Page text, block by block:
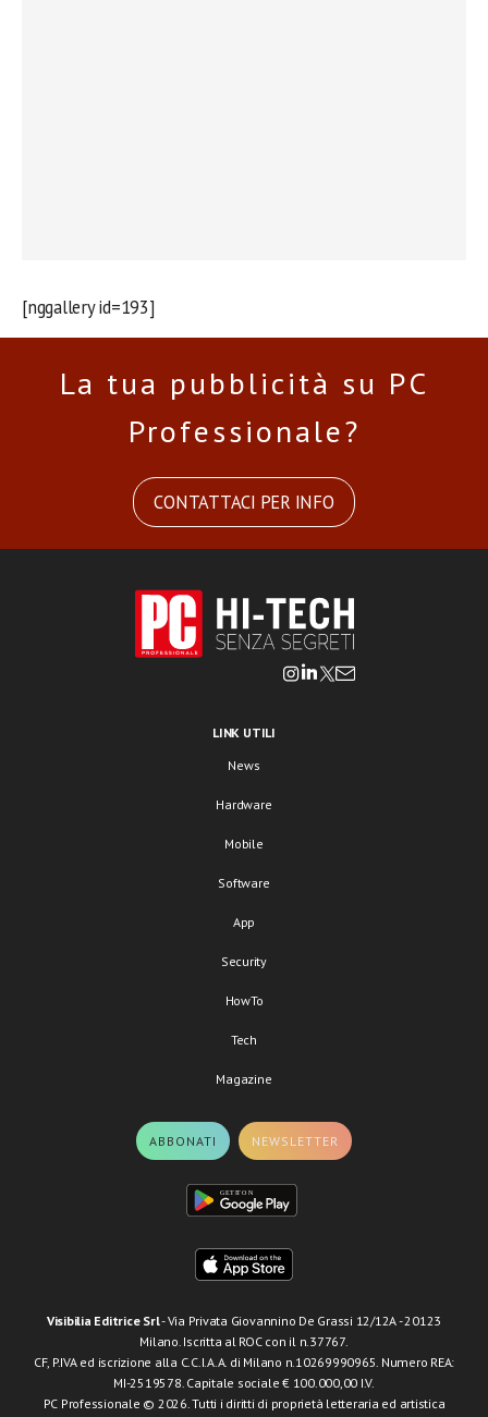
[nggallery id=193]
La tua pubblicità su PC
Professionale?
CONTATTACI PER INFO
LINK UTILI
News
Hardware
Mobile
Software
App
Security
HowTo
Tech
Magazine
ABBONATI NEWSLETTER
Visibilia Editrice Srl- Via Privata Giovannino De Grassi 12/12A - 20123
Milano. Iscritta al ROC con il n.37767.
CF, P.IVA ed iscrizione alla C.C.I.A.A. di Milano n.10269990965. Numero REA:
MI-2519578. Capitale sociale € 100.000,00 I.V.
PC Professionale © 2026. Tutti i diritti di proprietà letteraria ed artistica